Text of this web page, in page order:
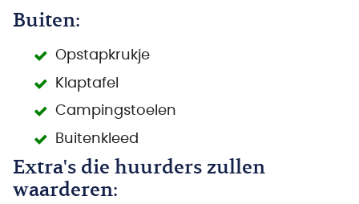
Buiten:
Opstapkrukje
Klaptafel
Campingstoelen
Buitenkleed
Extra's die huurders zullen
waarderen: